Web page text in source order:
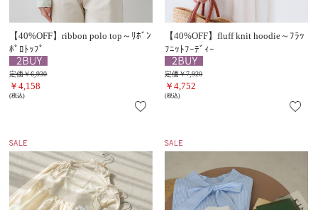
【40%OFF】ribbon polo top～ﾘﾎﾞﾝ
ﾎﾟﾛﾄｯﾌﾟ
定価￥6,930
￥4,158
(税込)
【40%OFF】fluff knit hoodie～ﾌﾗｯ
ﾌﾆｯﾄﾌｰﾃﾞｨｰ
定価￥7,920
￥4,752
(税込)